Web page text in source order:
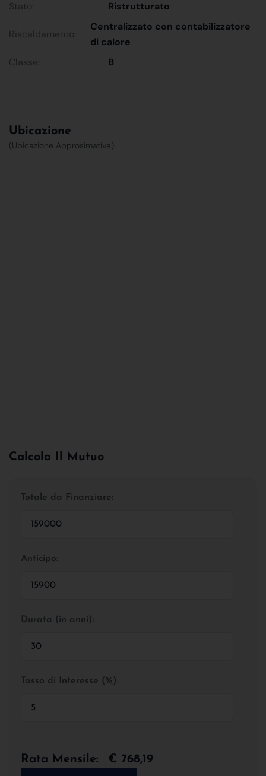
Stato: Ristrutturato
Riscaldamento:
Centralizzato con contabilizzatore
di calore
Classe:
B
Ubicazione
(Ubicazione Approsimativa)
Calcola Il Mutuo
Totale da Finanziare:
Anticipo:
Durata (in anni):
Tasso di Interesse (%):
Rata Mensile: € 768,19